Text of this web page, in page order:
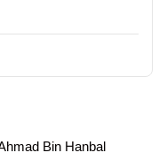
Bin Hanbal